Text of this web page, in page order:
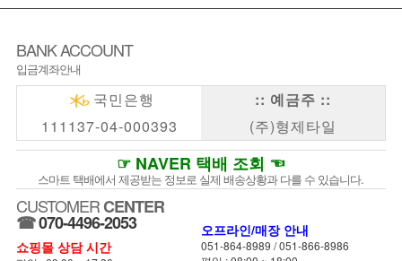
BANK ACCOUNT
입금계좌안내
국민은행
111137-04-000393
:: 예금주 ::
(주)형제타일
☞ NAVER 택배 조회 ☜
스마트 택배에서 제공받는 정보로 실제 배송상황과 다를 수 있습니다.
CUSTOMERCENTER
☎070-4496-2053
쇼핑몰 상담 시간
오프라인/매장 안내
051-864-8989 /051-866-8986